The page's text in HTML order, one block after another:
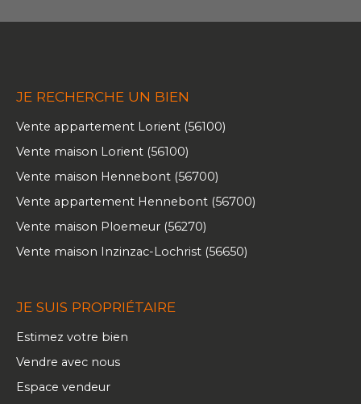
JE RECHERCHE UN BIEN
Vente appartement Lorient (56100)
Vente maison Lorient (56100)
Vente maison Hennebont (56700)
Vente appartement Hennebont (56700)
Vente maison Ploemeur (56270)
Vente maison Inzinzac-Lochrist (56650)
JE SUIS PROPRIÉTAIRE
Estimez votre bien
Vendre avec nous
Espace vendeur